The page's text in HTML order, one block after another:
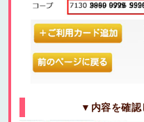
▼内容を確認